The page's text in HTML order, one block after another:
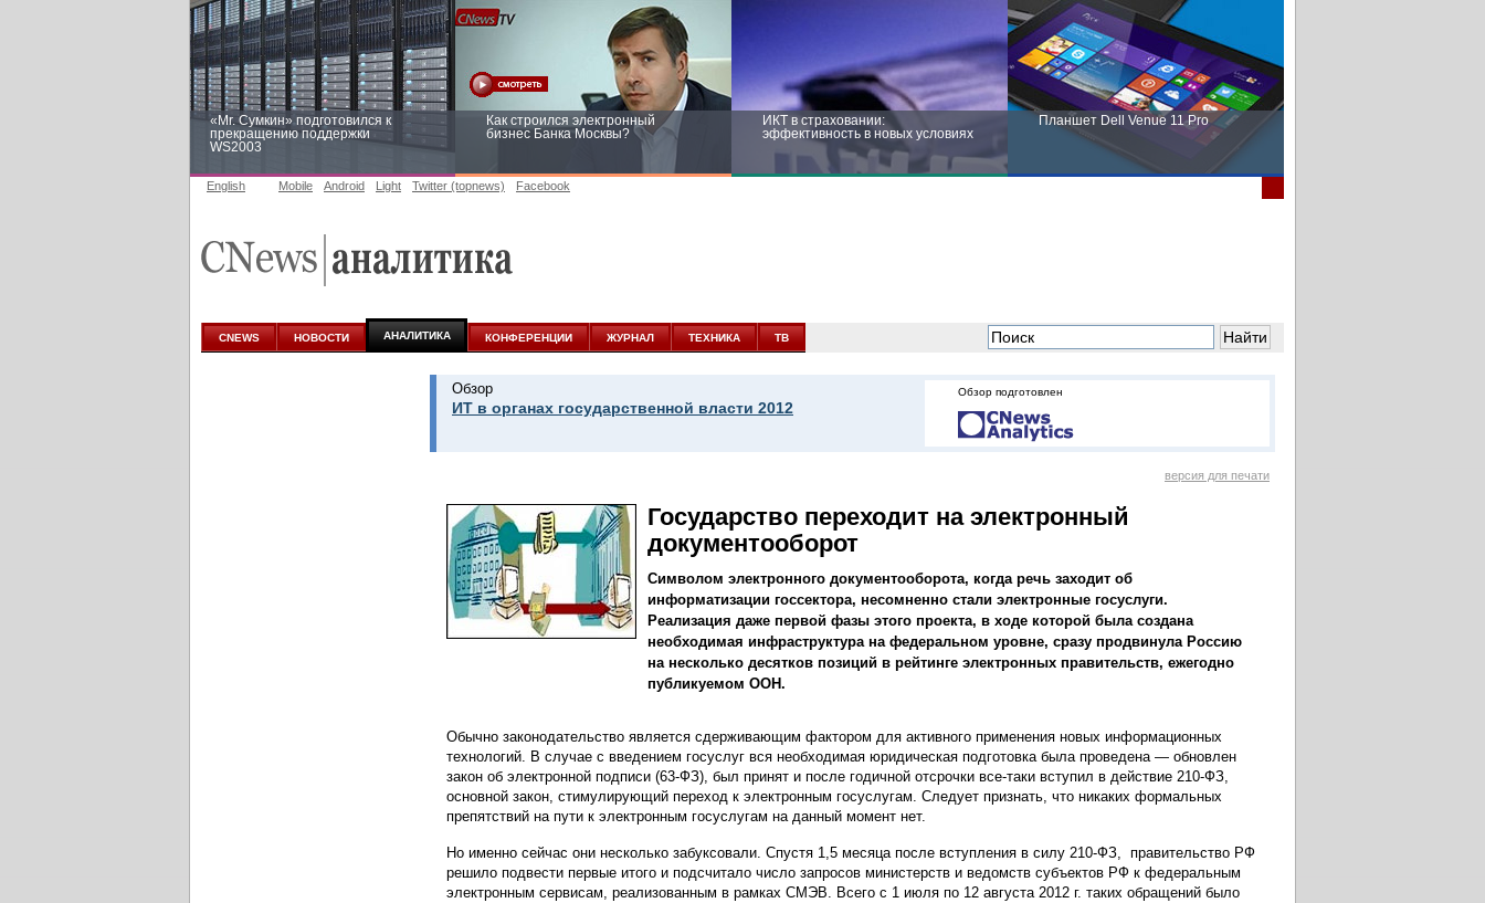
«Mr. Сумкин» подготовился к
прекращению поддержки
WS2003
Как строился электронный
бизнес Банка Москвы?
ИКТ в страховании:
эффективность в новых условиях
Планшет Dell Venue 11 Pro
аналитике
новых условиях
English Mobile Android Light Twitter (topnews) Facebook
CNEWS НОВОСТИ АНАЛИТИКА КОНФЕРЕНЦИИ ЖУРНАЛ ТЕХНИКА ТВ
Обзор
ИТ в органах государственной власти 2012
Обзор подготовлен
версия для печати
Государство переходит на электронный
документооборот
Символом электронного документооборота, когда речь заходит об
информатизации госсектора, несомненно стали электронные госуслуги.
Реализация даже первой фазы этого проекта, в ходе которой была создана
необходимая инфраструктура на федеральном уровне, сразу продвинула Россию
на несколько десятков позиций в рейтинге электронных правительств, ежегодно
публикуемом ООН.
Обычно законодательство является сдерживающим фактором для активного применения новых информационных
технологий. В случае с введением госуслуг вся необходимая юридическая подготовка была проведена — обновлен
закон об электронной подписи (63-ФЗ), был принят и после годичной отсрочки все-таки вступил в действие 210-ФЗ,
основной закон, стимулирующий переход к электронным госуслугам. Следует признать, что никаких формальных
препятствий на пути к электронным госуслугам на данный момент нет.
Но именно сейчас они несколько забуксовали. Спустя 1,5 месяца после вступления в силу 210-ФЗ, правительство РФ
решило подвести первые итого и подсчитало число запросов министерств и ведомств субъектов РФ к федеральным
электронным сервисам, реализованным в рамках СМЭВ. Всего с 1 июля по 12 августа 2012 г. таких обращений было